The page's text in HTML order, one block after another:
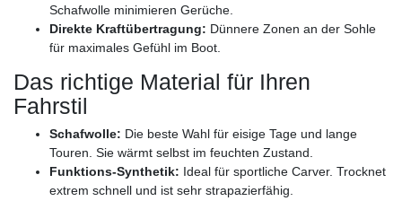
Schafwolle minimieren Gerüche.
Direkte Kraftübertragung: Dünnere Zonen an der Sohle
für maximales Gefühl im Boot.
Das richtige Material für Ihren
Fahrstil
Schafwolle: Die beste Wahl für eisige Tage und lange
Touren. Sie wärmt selbst im feuchten Zustand.
Funktions-Synthetik: Ideal für sportliche Carver. Trocknet
extrem schnell und ist sehr strapazierfähig.